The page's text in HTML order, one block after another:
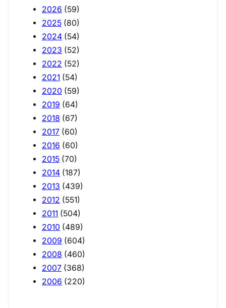
2026 (59)
2025 (80)
2024 (54)
2023 (52)
2022 (52)
2021 (54)
2020 (59)
2019 (64)
2018 (67)
2017 (60)
2016 (60)
2015 (70)
2014 (187)
2013 (439)
2012 (551)
2011 (504)
2010 (489)
2009 (604)
2008 (460)
2007 (368)
2006 (220)